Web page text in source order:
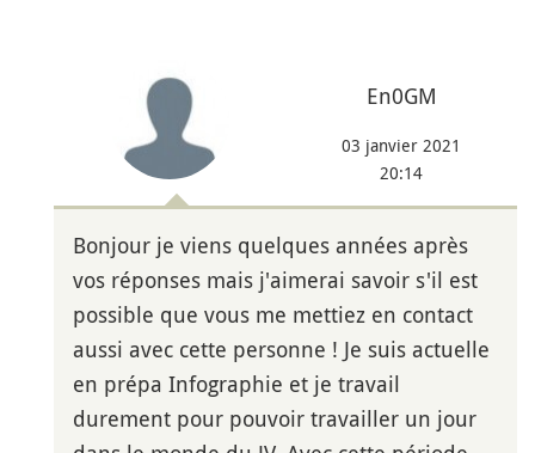
En0GM
03 janvier 2021
20:14
Bonjour je viens quelques années après
vos réponses mais j'aimerai savoir s'il est
possible que vous me mettiez en contact
aussi avec cette personne ! Je suis actuelle
en prépa Infographie et je travail
durement pour pouvoir travailler un jour